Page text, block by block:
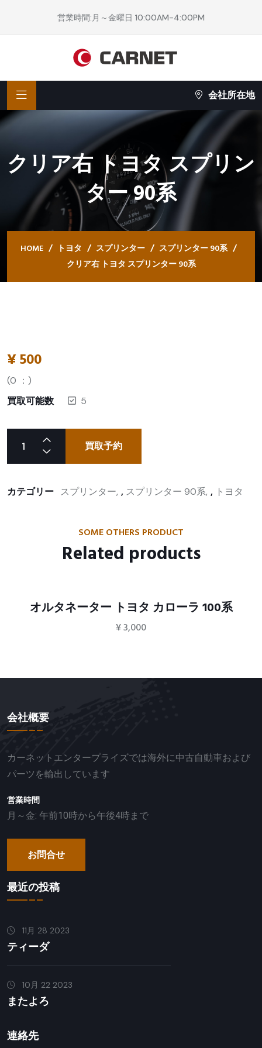
営業時間:月～金曜日 10:00AM-4:00PM
会社所在地
クリア右 トヨタ スプリン
ター 90系
HOME トヨタ スプリンター
スプリンター 90系
クリア右 トヨタ スプリンター 90系
¥500
(0 ：)
買取可能数
5
買取予約
カテゴリー スプリンター , スプリンター 90系 , トヨタ
SOME OTHERS PRODUCT
Related products
オルタネーター トヨタ カローラ 100系
¥3,000
会社概要
カーネットエンタープライズでは海外に中古自動車および
パーツを輸出しています
営業時間
月～金: 午前10時から午後4時まで
お問合せ
最近の投稿
11月 28 2023
ティーダ
10月 22 2023
またよろ
連絡先